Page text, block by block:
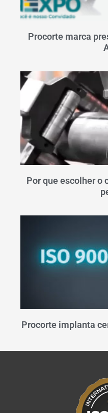
Procorte marca
Por que escolher o
Procorte implanta